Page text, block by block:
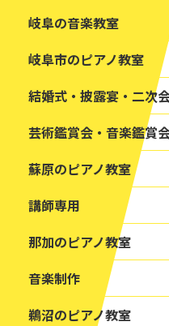
岐阜の音楽教室
岐阜市のピアノ教室
結婚式・披露宴・二次
芸術鑑賞会・音楽鑑賞
蘇原のピアノ教室
講師専用
那加のピアノ教室
音楽制作
鵜沼のピアノ教室